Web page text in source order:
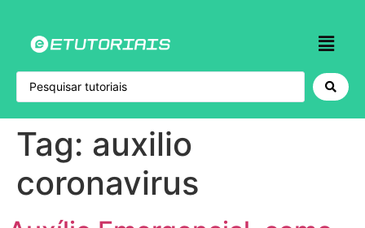
Tag: auxilio
coronavirus